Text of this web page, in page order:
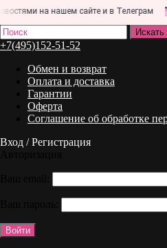
на нашем сайте и в Телеграм
+7(495)152-51-52
Обмен и возврат
Оплата и доставка
Гарантии
Оферта
Соглашение об обработке
Вход / Регистрация